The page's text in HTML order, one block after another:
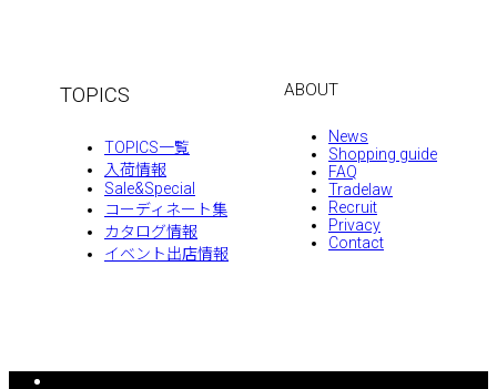
TOPICS
TOPICS一覧
入荷情報
Sale&Special
コーディネート集
カタログ情報
イベント出店情報
ABOUT
News
Shopping guide
FAQ
Tradelaw
Recruit
Privacy
Contact